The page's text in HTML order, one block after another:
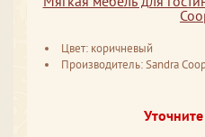
Цвет: коричневый
Производитель: Sandra